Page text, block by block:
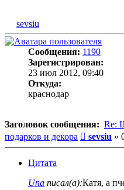
sevsiu
Сообщения: 1190
Зарегистрирован:
23 июл 2012, 09:40
Откуда:
краснодар
Заголовок сообщения: Re:
подарков и декора
sevsiu »
Цитата
Una писал(а):Катя, а